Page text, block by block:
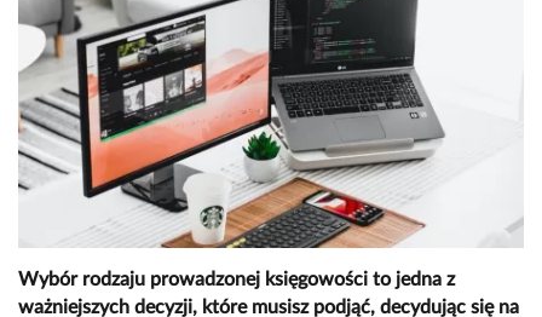
Wybór rodzaju prowadzonej księgowości to jedna z
ważniejszych decyzji, które musisz podjąć, decydując się na